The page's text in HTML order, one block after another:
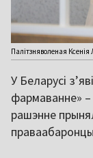
Палітзняволеная
У Беларусі
фармаванне»
рашэнне